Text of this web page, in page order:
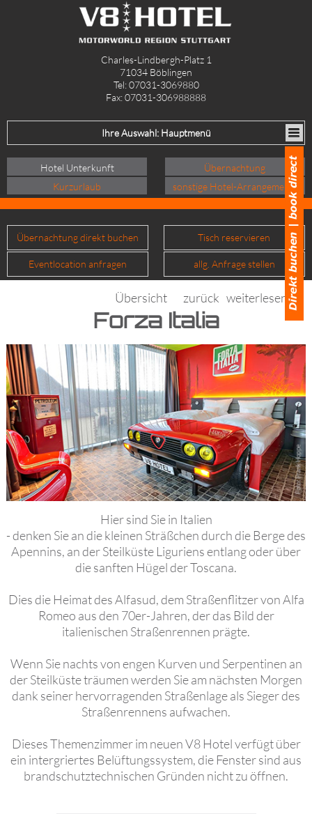
Charles-Lindbergh-Platz 1
71034 Böblingen
Tel: 07031-3069880
Fax: 07031-306988888
Ihre Auswahl: Hauptmenü
Hotel Unterkunft
Übernachtung
Kurzurlaub
sonstige Hotel-Arrangements
Übernachtung direkt buchen Tisch reservieren
Eventlocation anfragen allg. Anfrage stellen
Übersicht zurück weiterlesen
Forza Italia
Hier sind Sie in Italien
- denken Sie an die kleinen Sträßchen durch die Berge des
Apennins, an der Steilküste Liguriens entlang oder über
die sanften Hügel der Toscana.
Dies die Heimat des Alfasud, dem Straßenflitzer von Alfa
Romeo aus den 70er-Jahren, der das Bild der
italienischen Straßenrennen prägte.
Wenn Sie nachts von engen Kurven und Serpentinen an
der Steilküste träumen werden Sie am nächsten Morgen
dank seiner hervorragenden Straßenlage als Sieger des
Straßenrennens aufwachen.
Dieses Themenzimmer im neuen V8 Hotel verfügt über
ein intergriertes Belüftungssystem, die Fenster sind aus
brandschutztechnischen Gründen nicht zu öffnen.